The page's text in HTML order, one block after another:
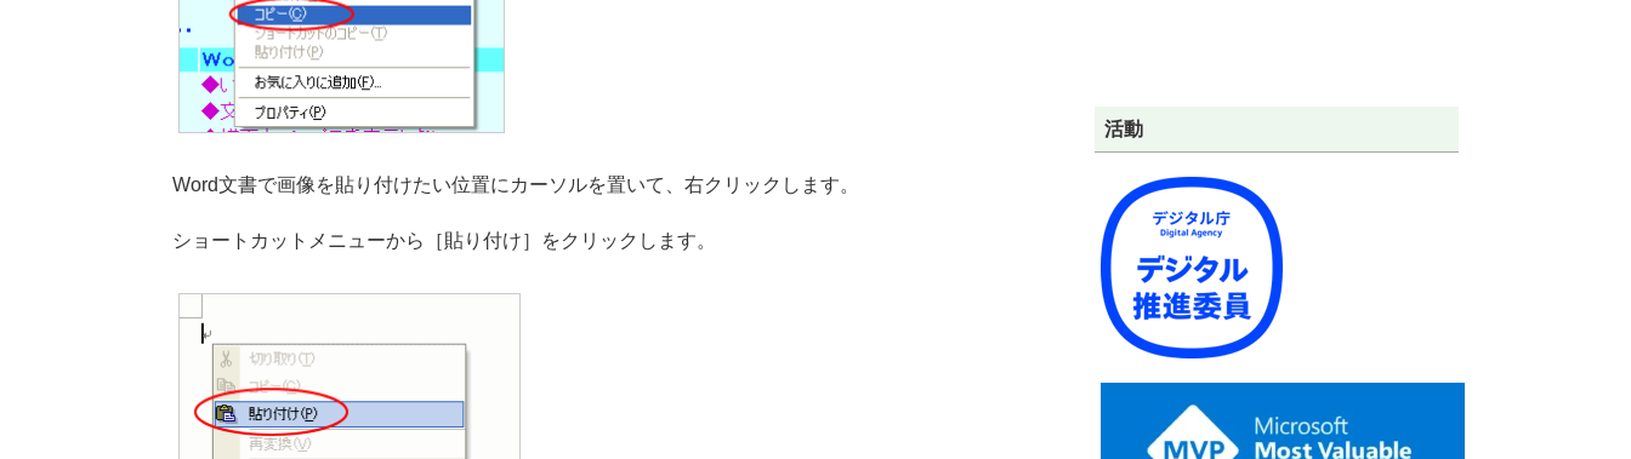
Word文書で画像を貼り付けたい位置にカーソルを置いて、右クリックします。
ショートカットメニューから［貼り付け］をクリックします。
活動